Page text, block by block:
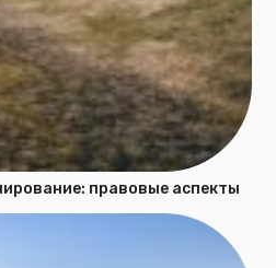
правовые аспекты